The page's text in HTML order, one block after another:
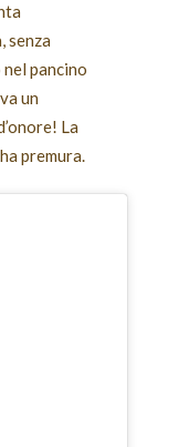
senza
nel pancino
un
La
premura.